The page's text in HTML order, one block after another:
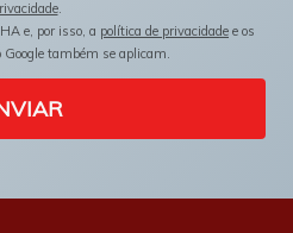
.
e, por isso, a política de privacidade e os
Google também se aplicam.